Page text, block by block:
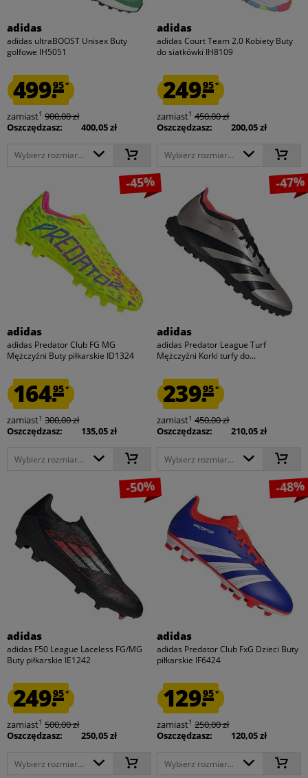
adidas
adidas ultraBOOST Unisex Buty
golfowe IH5051
499.95*
zamiast1 900,00 zł
Oszczędzasz:
400,05 zł
Wybierz rozmiar...
adidas
adidas Court Team 2.0 Kobiety Buty
do siatkówki IH8109
249.95*
zamiast1 450,00 zł
Oszczędzasz:
200,05 zł
Wybierz rozmiar...
-45%
adidas
adidas Predator Club FG MG
Mężczyźni Buty piłkarskie ID1324
164.95*
zamiast1 300,00 zł
Oszczędzasz:
135,05 zł
Wybierz rozmiar...
-47%
adidas
adidas Predator League Turf
Mężczyźni Korki turfy do...
239.95*
zamiast1 450,00 zł
Oszczędzasz:
210,05 zł
Wybierz rozmiar...
-50%
adidas
adidas F50 League Laceless FG/MG
Buty piłkarskie IE1242
249.95*
zamiast1 500,00 zł
Oszczędzasz:
250,05 zł
Wybierz rozmiar...
-48%
adidas
adidas Predator Club FxG Dzieci Buty
piłkarskie IF6424
129.95*
zamiast1 250,00 zł
Oszczędzasz:
120,05 zł
Wybierz rozmiar...